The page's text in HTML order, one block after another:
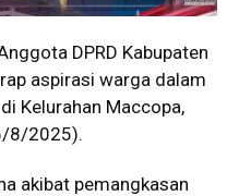
DPRD Kabupaten
aspirasi warga dalam
Kelurahan Maccopa,
8/2025).
akibat pemangkasan